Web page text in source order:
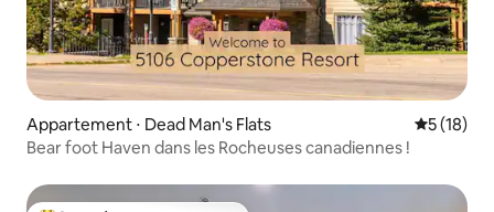
Appartement ⋅ Dead Man's Flats
5 (18)
Bear foot Haven dans les Rocheuses canadiennes !